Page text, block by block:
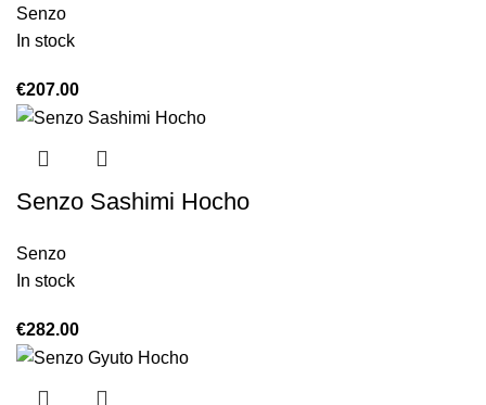
Senzo
In stock
€207.00
Senzo Sashimi Hocho
Senzo
In stock
€282.00